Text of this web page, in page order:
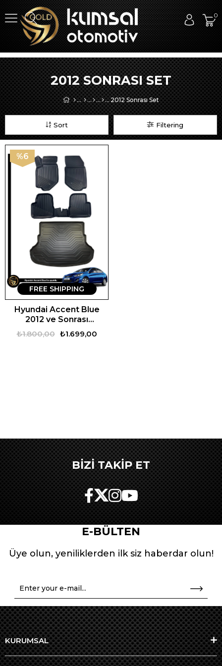
0
2012 SONRASI SET
2012 Sonrası Set
Filtering
Sort
Hyundai Accent Blue
2012 ve Sonrası
Uyumlu Araca Özel Set
₺1.699,00
₺1.800,00
%6
FREE SHIPPING
BİZİ TAKİP ET
E-BÜLTEN
Üye olun, yeniliklerden ilk siz haberdar olun!
KURUMSAL